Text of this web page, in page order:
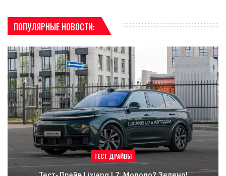
ПОПУЛЯРНЫЕ НОВОСТИ:
ТЕСТ ДРАЙВЫ